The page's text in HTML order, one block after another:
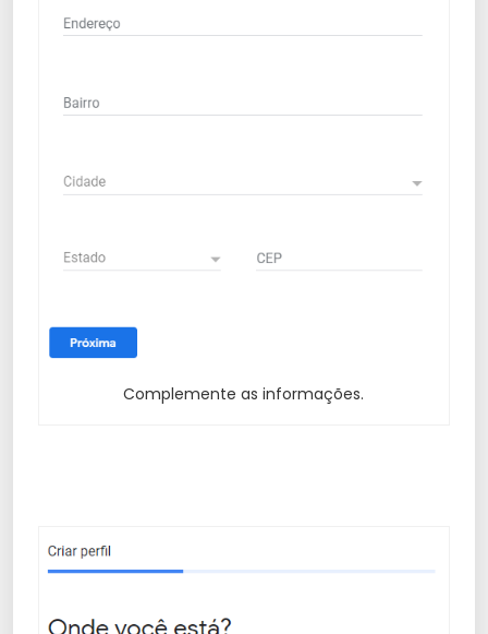
Complemente as informações.